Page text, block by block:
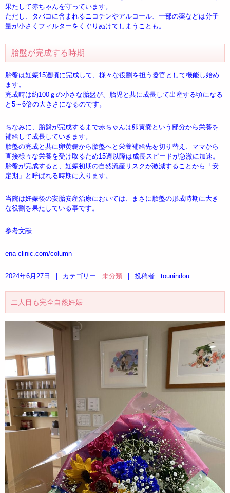
果たして赤ちゃんを守っています。
ただし、タバコに含まれるニコチンやアルコール、一部の薬などは分子
量が小さくフィルターをくぐりぬけてしまうことも。
胎盤が完成する時期
胎盤は妊娠15週頃に完成して、様々な役割を担う器官として機能し始め
ます。
完成時は約100ｇの小さな胎盤が、胎児と共に成長して出産する頃になる
と5～6倍の大きさになるのです。
ちなみに、胎盤が完成するまで赤ちゃんは卵黄嚢という部分から栄養を
補給して成長していきます。
胎盤の完成と共に卵黄嚢から胎盤へと栄養補給先を切り替え、ママから
直接様々な栄養を受け取るため15週以降は成長スピードが急激に加速。
胎盤が完成すると、妊娠初期の自然流産リスクが激減することから「安
定期」と呼ばれる時期に入ります。
当院は妊娠後の安胎安産治療においては、まさに胎盤の形成時期に大き
な役割を果たしている事です。
参考文献
ena-clinic.com/column
2024年6月27日 カテゴリー : 未分類 投稿者 : tounindou
二人目も完全自然妊娠